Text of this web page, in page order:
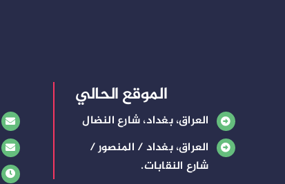
الموقع الحالي
العراق، بغداد، شارع النضال
العراق، بغداد / المنصور /
شارع النقابات.